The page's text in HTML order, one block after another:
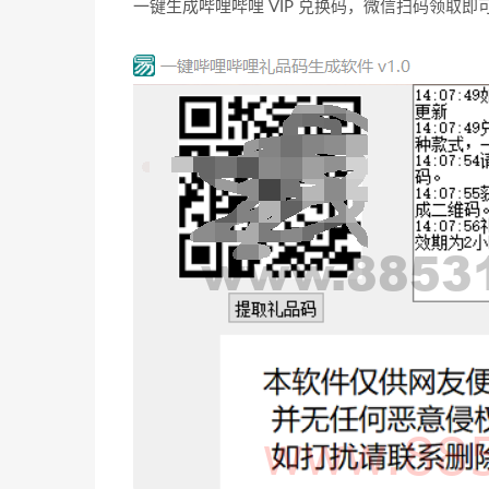
一键生成哔哩哔哩 VIP 兑换码，微信扫码领取即